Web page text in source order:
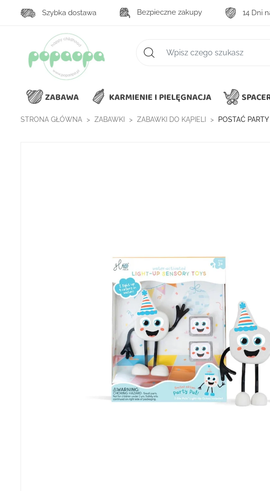
14 Dni
Bezpieczne zakupy
Szybka dostawa
Zaawansowane wyszukiwanie
ZABAWA KARMIENIE I PIELĘGNACJA
STRONA GŁÓWNA ZABAWKI ZABAWKI DO KĄPIELI POSTAĆ